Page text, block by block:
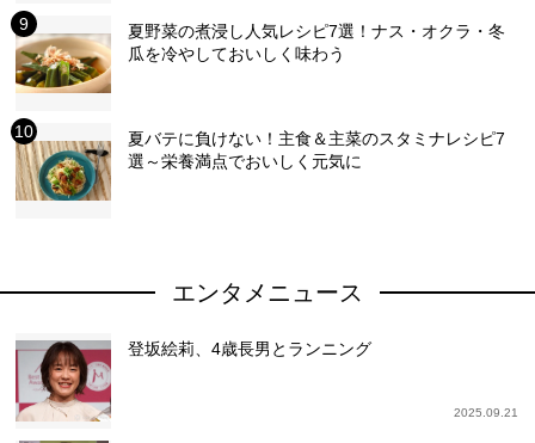
夏野菜の煮浸し人気レシピ7選！ナス・オクラ・冬
瓜を冷やしておいしく味わう
夏バテに負けない！主食＆主菜のスタミナレシピ7
選～栄養満点でおいしく元気に
エンタメニュース
登坂絵莉、4歳長男とランニング
2025.09.21